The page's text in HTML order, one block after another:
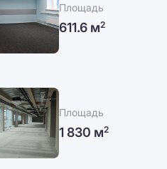
Площадь
611.6 м2
Площадь
1 830 м2